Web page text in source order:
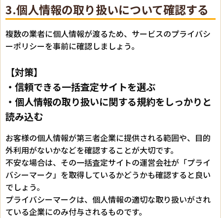
3.個人情報の取り扱いについて確認する
複数の業者に個人情報が渡るため、サービスのプライバシ
ーポリシーを事前に確認しましょう。
【対策】
・信頼できる一括査定サイトを選ぶ
・個人情報の取り扱いに関する規約をしっかりと
読み込む
お客様の個人情報が第三者企業に提供される範囲や、目的
外利用がないかなどを確認することが大切です。
不安な場合は、その一括査定サイトの運営会社が「プライ
バシーマーク」を取得しているかどうかも確認すると良い
でしょう。
プライバシーマークは、個人情報の適切な取り扱いがされ
ている企業にのみ付与されるものです。